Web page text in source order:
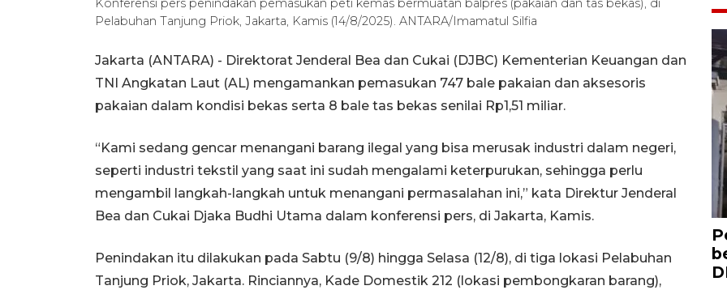
Konferensi pers penindakan pemasukan peti kemas bermuatan balpres (pakaian dan tas bekas), di
Pelabuhan Tanjung Priok, Jakarta, Kamis (14/8/2025). ANTARA/Imamatul Silfia
Jakarta (ANTARA) - Direktorat Jenderal Bea dan Cukai (DJBC) Kementerian Keuangan dan
TNI Angkatan Laut (AL) mengamankan pemasukan 747 bale pakaian dan aksesoris
pakaian dalam kondisi bekas serta 8 bale tas bekas senilai Rp1,51 miliar.
“Kami sedang gencar menangani barang ilegal yang bisa merusak industri dalam negeri,
seperti industri tekstil yang saat ini sudah mengalami keterpurukan, sehingga perlu
mengambil langkah-langkah untuk menangani permasalahan ini,” kata Direktur Jenderal
Bea dan Cukai Djaka Budhi Utama dalam konferensi pers, di Jakarta, Kamis.
Penindakan itu dilakukan pada Sabtu (9/8) hingga Selasa (12/8), di tiga lokasi Pelabuhan
Tanjung Priok, Jakarta. Rinciannya, Kade Domestik 212 (lokasi pembongkaran barang),